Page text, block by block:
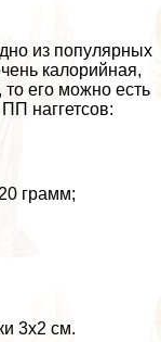
из популярных
калорийная,
его можно есть
наггетсов:
грамм;
3х2 см.